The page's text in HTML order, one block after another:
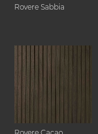
Rovere Sabbia